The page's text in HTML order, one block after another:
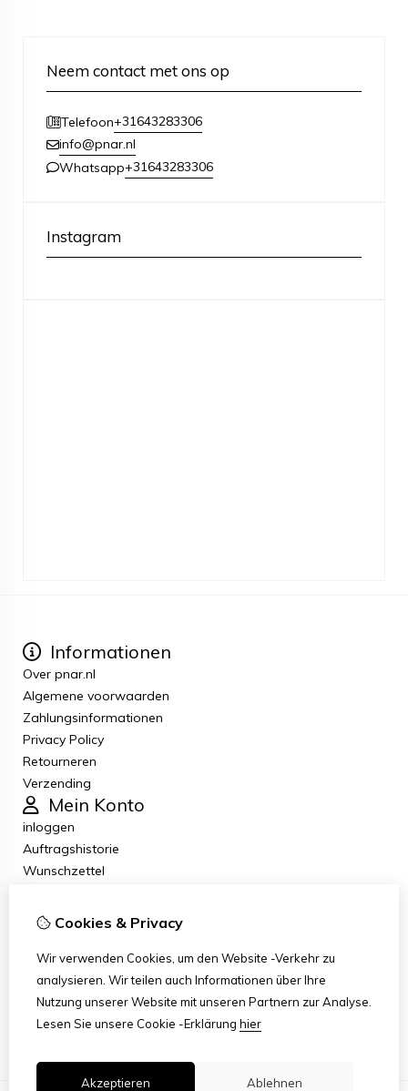
Neem contact met ons op
Telefoon+31643283306
info@pnar.nl
Whatsapp+31643283306
Instagram
Informationen
Over pnar.nl
Algemene voorwaarden
Zahlungsinformationen
Privacy Policy
Retourneren
Verzending
Mein Konto
inloggen
Auftragshistorie
Wunschzettel
Kundenservice
Retouren
Übersicht
Klachten
Klantenservice contact
Cookies & Privacy
Wir verwenden Cookies, um den Website -Verkehr zu
analysieren. Wir teilen auch Informationen über Ihre
Nutzung unserer Website mit unseren Partnern zur Analyse.
Lesen Sie unsere Cookie -Erklärung hier
Akzeptieren Ablehnen